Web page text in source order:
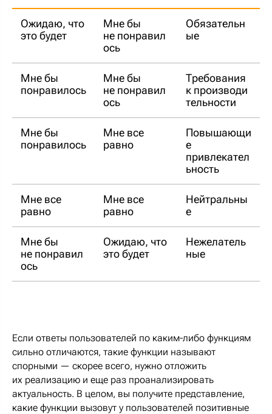
Ожидаю, что
это будет
Мне бы
не понравил
ось
Обязательн
ые
Мне бы
понравилось
Мне бы
не понравил
ось
Требования
к производи
тельности
Мне бы
понравилось
Мне все
равно
Повышающи
е
привлекател
ьность
Мне все
равно
Мне все
равно
Нейтральны
е
Мне бы
не понравил
ось
Ожидаю, что
это будет
Нежелатель
ные
Если ответы пользователей по каким-либо функциям
сильно отличаются, такие функции называют
спорными — скорее всего, нужно отложить
их реализацию и еще раз проанализировать
актуальность. В целом, вы получите представление,
какие функции вызовут у пользователей позитивные